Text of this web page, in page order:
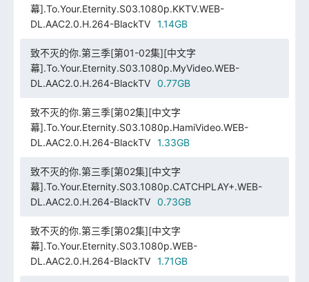
幕].To.Your.Eternity.S03.1080p.KKTV.WEB-
DL.AAC2.0.H.264-BlackTV
1.14GB
致不灭的你.第三季[第01-02集][中文字
幕].To.Your.Eternity.S03.1080p.MyVideo.WEB-
DL.AAC2.0.H.264-BlackTV
0.77GB
致不灭的你.第三季[第02集][中文字
幕].To.Your.Eternity.S03.1080p.HamiVideo.WEB-
DL.AAC2.0.H.264-BlackTV
1.33GB
致不灭的你.第三季[第02集][中文字
幕].To.Your.Eternity.S03.1080p.CATCHPLAY+.WEB-
DL.AAC2.0.H.264-BlackTV
0.73GB
致不灭的你.第三季[第02集][中文字
幕].To.Your.Eternity.S03.1080p.WEB-
DL.AAC2.0.H.264-BlackTV
1.71GB